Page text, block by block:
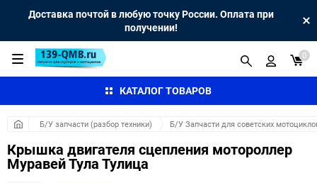
Доставка почтой в любую точку России. Оплата при
получении!
КАТАЛОГ ТОВАРОВ
0
Б/У запчасти (разбор техники) Б/У Запчасти для советских
Крышка двигателя сцепления мотороллер
Муравей Тула Тулица